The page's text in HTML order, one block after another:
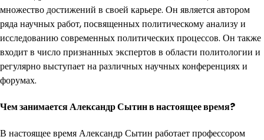
множество достижений в своей карьере. Он является автором
ряда научных работ, посвященных политическому анализу и
исследованию современных политических процессов. Он также
входит в число признанных экспертов в области политологии и
регулярно выступает на различных научных конференциях и
форумах.
Чем занимается Александр Сытин в настоящее время?
В настоящее время Александр Сытин работает профессором